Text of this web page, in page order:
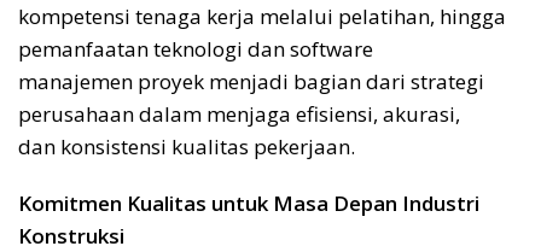
kompetensi tenaga kerja melalui pelatihan, hingga
pemanfaatan teknologi dan software
manajemen proyek menjadi bagian dari strategi
perusahaan dalam menjaga efisiensi, akurasi,
dan konsistensi kualitas pekerjaan.
Komitmen Kualitas untuk Masa Depan Industri
Konstruksi